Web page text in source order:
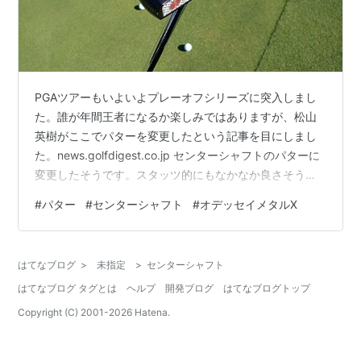
PGAツアーもいよいよプレーオフシリーズに突入しまし
た。誰が年間王者になるか楽しみではありますが、松山
英樹がここでパターを変更したという記事を目にしまし
た。news.golfdigest.co.jp センターシャフトのパターに
変更したそうです。スタッツ的にもなかなか良さそうで
内のパットをことごとく外してました。その時何とな
く、パターが合ってないのかなと思いましたが、ここに
ト。以前は「かっこいい」という理由でピン型を使って
ましたが、ショートパットをポロポロ外すことが多く、
1mくらいのパットが…
#パター #センターシャフト #オデッセイメタルX
はてなブログ > 未指定 > センターシャフト
はてなブログ タグとは
ヘルプ 開発ブログ
はてなブログトップ
Copyright (C) 2001-2026 Hatena.